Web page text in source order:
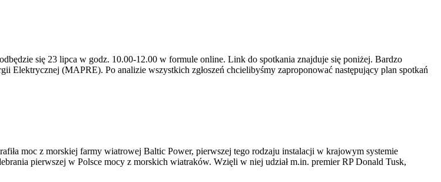
się 23 lipca w godz. 10.00-12.00 w formule online. Link do spotkania znajduje się poniżej. Bardzo
Elektrycznej (MAPRE). Po analizie wszystkich zgłoszeń chcielibyśmy zaproponować następujący plan spotkań
moc z morskiej farmy wiatrowej Baltic Power, pierwszej tego rodzaju instalacji w krajowym systemie
pierwszej w Polsce mocy z morskich wiatraków. Wzięli w niej udział m.in. premier RP Donald Tusk,